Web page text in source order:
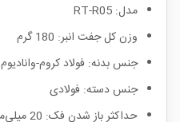
مدل: RT-R05
وزن کل جفت انبر: 180 گرم
جنس بدنه: فولاد کروم-وانادیوم
جنس دسته: فولادی
حداکثر باز شدن فک: 20 میلی‌متر